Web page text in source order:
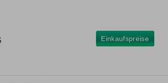
Einkaufspreise